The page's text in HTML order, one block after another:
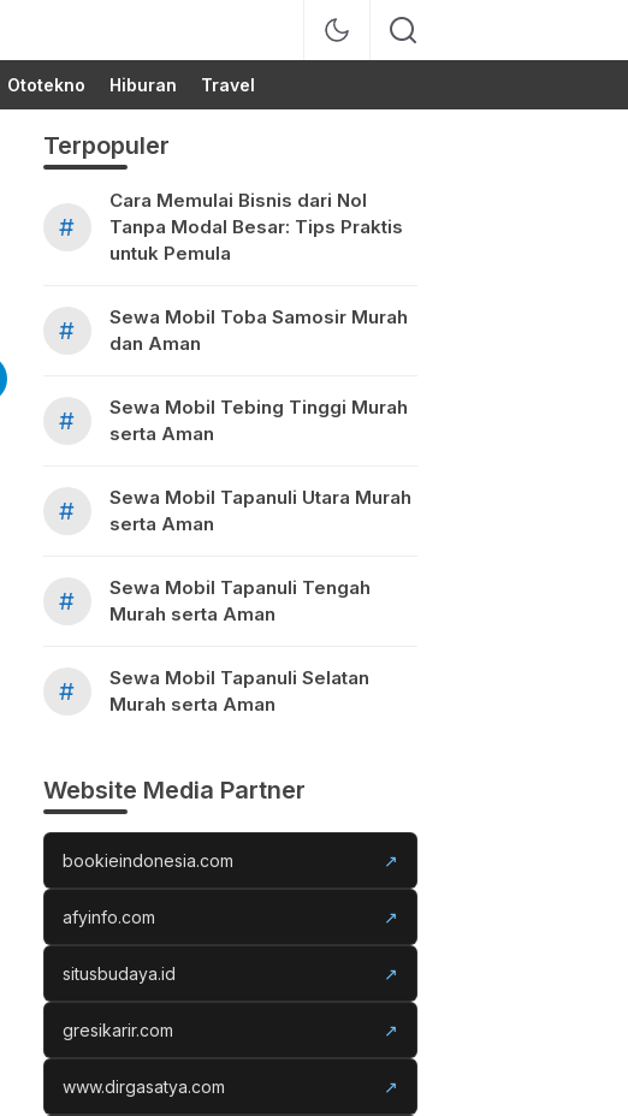
Ototekno Hiburan Travel
Terpopuler
#
Cara Memulai Bisnis dari Nol
Tanpa Modal Besar: Tips Praktis
untuk Pemula
#
Sewa Mobil Toba Samosir Murah
dan Aman
#
Sewa Mobil Tebing Tinggi Murah
serta Aman
#
Sewa Mobil Tapanuli Utara Murah
serta Aman
#
Sewa Mobil Tapanuli Tengah
Murah serta Aman
#
Sewa Mobil Tapanuli Selatan
Murah serta Aman
Website Media Partner
bookieindonesia.com ↗
afyinfo.com ↗
situsbudaya.id ↗
gresikarir.com ↗
www.dirgasatya.com ↗